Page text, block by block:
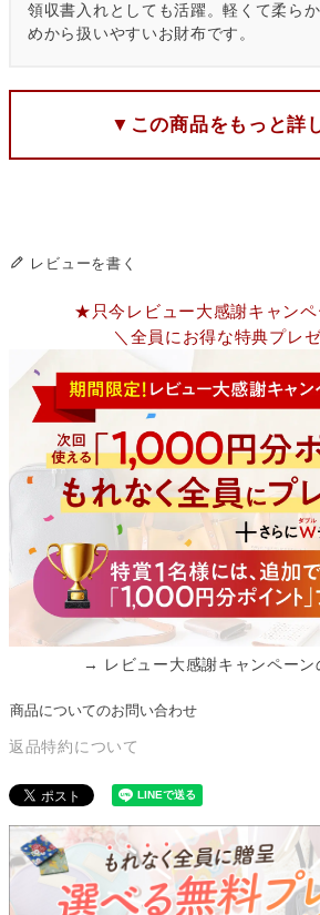
領収書入れとしても活躍。軽くて柔ら
めから扱いやすいお財布です。
▼この商品をもっと詳
レビューを書く
★只今レビュー大感謝キャンペ
＼全員にお得な特典プレ
→ レビュー大感謝キャンペーン
商品についてのお問い合わせ
返品特約について